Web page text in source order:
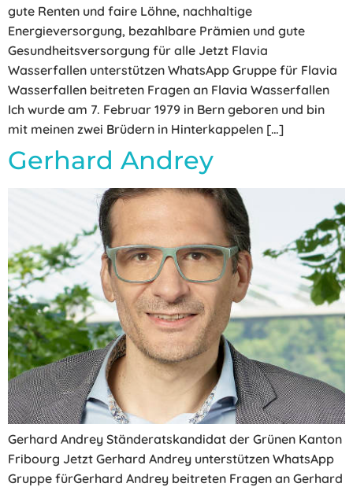
gute Renten und faire Löhne, nachhaltige
Energieversorgung, bezahlbare Prämien und gute
Gesundheitsversorgung für alle Jetzt Flavia
Wasserfallen unterstützen WhatsApp Gruppe für Flavia
Wasserfallen beitreten Fragen an Flavia Wasserfallen
Ich wurde am 7. Februar 1979 in Bern geboren und bin
mit meinen zwei Brüdern in Hinterkappelen […]
Gerhard Andrey
Gerhard Andrey Ständeratskandidat der Grünen Kanton
Fribourg Jetzt Gerhard Andrey unterstützen WhatsApp
Gruppe fürGerhard Andrey beitreten Fragen an Gerhard